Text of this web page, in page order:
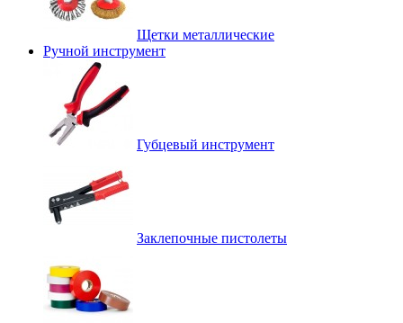
Щетки металлические
Ручной инструмент
Губцевый инструмент
Заклепочные пистолеты